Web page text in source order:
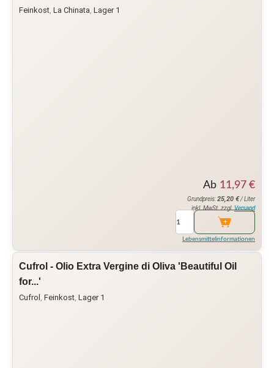
Feinkost, La Chinata, Lager 1
Ab 11,97 €
Grundpreis:25,20 €/ Liter
inkl. MwSt. zzgl. Versand
Lebensmittelinformationen
Cufrol - Olio Extra Vergine di Oliva 'Beautiful Oil
for...'
Cufrol , Feinkost, Lager 1